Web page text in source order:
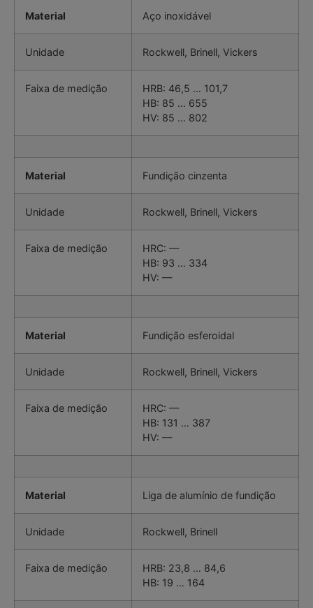
Material Aço inoxidável
Unidade Rockwell, Brinell, Vickers
Faixa de medição
HRB: 46,5 … 101,7
HB: 85 … 655
HV: 85 … 802
Material Fundição cinzenta
Unidade Rockwell, Brinell, Vickers
Faixa de medição
HRC: —
HB: 93 … 334
HV: —
Material Fundição esferoidal
Unidade Rockwell, Brinell, Vickers
Faixa de medição
HRC: —
HB: 131 … 387
HV: —
Material Liga de alumínio de fundição
Unidade Rockwell, Brinell
Faixa de medição
HRB: 23,8 … 84,6
HB: 19 … 164